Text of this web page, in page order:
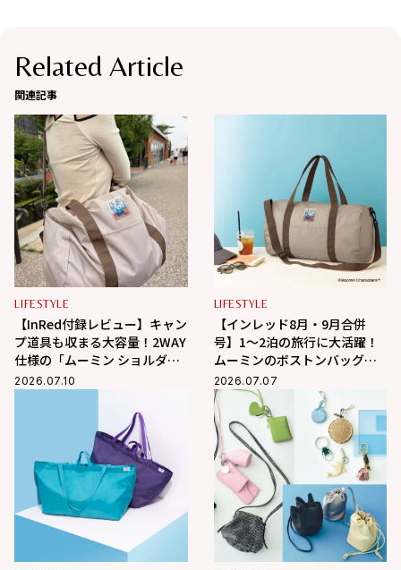
Related Article
関連記事
LIFESTYLE
【InRed付録レビュー】キャン
プ道具も収まる大容量！2WAY
仕様の「ムーミン ショルダー
ストラップ付きボストンバッ
グ」が夏旅におすすめな理由
2026.07.10
LIFESTYLE
【インレッド8月・9月合併
号】1〜2泊の旅行に大活躍！
ムーミンのボストンバッグ付
録
2026.07.07